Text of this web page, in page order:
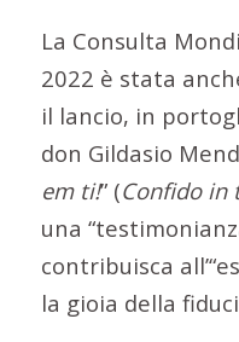
La Consulta
2022 è stata
il lancio, in
don Gildasio
em ti!” (Confido in
una
contribuisca
la gioia della